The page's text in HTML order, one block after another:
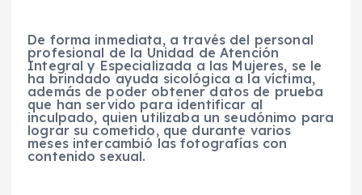
De forma inmediata, a través del personal
profesional de la Unidad de Atención
Integral y Especializada a las Mujeres, se le
ha brindado ayuda sicológica a la víctima,
además de poder obtener datos de prueba
que han servido para identificar al
inculpado, quien utilizaba un seudónimo para
lograr su cometido, que durante varios
meses intercambió las fotografías con
contenido sexual.